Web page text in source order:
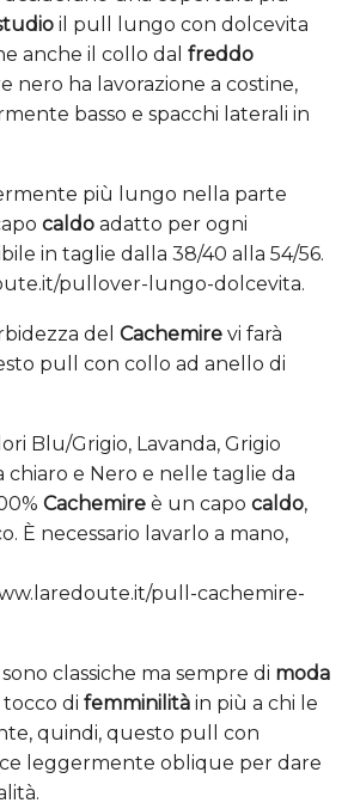
il pull lungo con dolcevita
anche il collo dal freddo
nero ha lavorazione a costine,
basso e spacchi laterali in
più lungo nella parte
caldo adatto per ogni
in taglie dalla 38/40 alla 54/56.
pullover-lungo-dolcevita.
del Cachemire vi farà
pull con collo ad anello di
Blu/Grigio, Lavanda, Grigio
chiaro e Nero e nelle taglie da
Cachemire è un capo caldo,
È necessario lavarlo a mano,
pull-cachemire-
classiche ma sempre di moda
di femminilità in più a chi le
quindi, questo pull con
leggermente oblique per dare